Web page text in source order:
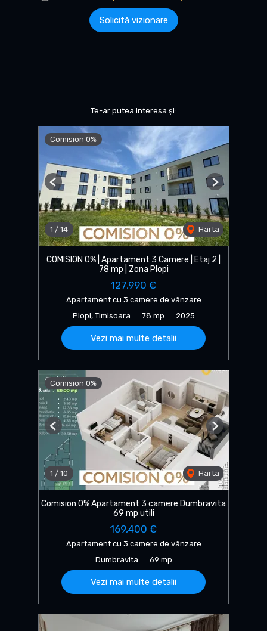
Solicită vizionare
Te-ar putea interesa și:
Comision 0%
1 / 14 Harta
Previous Next
COMISION 0% | Apartament 3 Camere | Etaj 2 |
78 mp | Zona Plopi
127,990 €
Apartament cu 3 camere de vânzare
Plopi, Timisoara
78 mp 2025
Vezi mai multe detalii
Comision 0%
1 / 10 Harta
Previous Next
Comision 0% Apartament 3 camere Dumbravita
69 mp utili
169,400 €
Apartament cu 3 camere de vânzare
Dumbravita
69 mp
Vezi mai multe detalii